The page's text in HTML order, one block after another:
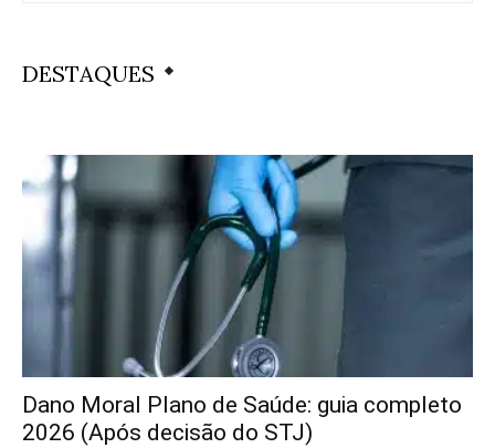
DESTAQUES
Dano Moral Plano de Saúde: guia completo
2026 (Após decisão do STJ)